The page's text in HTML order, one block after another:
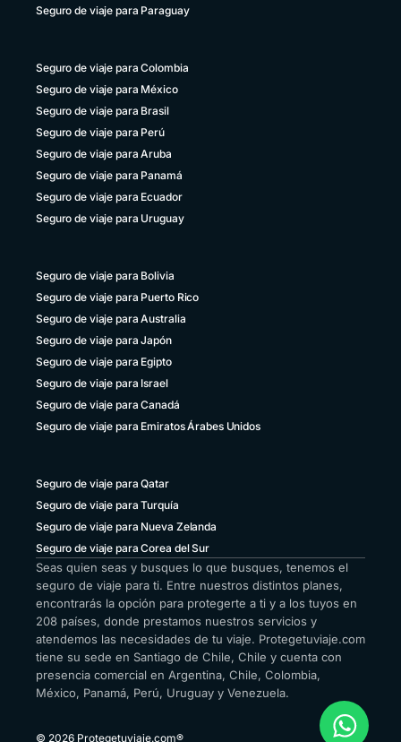
Seguro de viaje para Paraguay
Seguro de viaje para Colombia
Seguro de viaje para México
Seguro de viaje para Brasil
Seguro de viaje para Perú
Seguro de viaje para Aruba
Seguro de viaje para Panamá
Seguro de viaje para Ecuador
Seguro de viaje para Uruguay
Seguro de viaje para Bolivia
Seguro de viaje para Puerto Rico
Seguro de viaje para Australia
Seguro de viaje para Japón
Seguro de viaje para Egipto
Seguro de viaje para Israel
Seguro de viaje para Canadá
Seguro de viaje para Emiratos Árabes Unidos
Seguro de viaje para Qatar
Seguro de viaje para Turquía
Seguro de viaje para Nueva Zelanda
Seguro de viaje para Corea del Sur
Seas quien seas y busques lo que busques, tenemos el
seguro de viaje para ti. Entre nuestros distintos planes,
encontrarás la opción para protegerte a ti y a los tuyos en
208 países, donde prestamos nuestros servicios y
atendemos las necesidades de tu viaje. Protegetuviaje.com
tiene su sede en Santiago de Chile, Chile y cuenta con
presencia comercial en Argentina, Chile, Colombia,
México, Panamá, Perú, Uruguay y Venezuela.
© 2026 Protegetuviaje.com®